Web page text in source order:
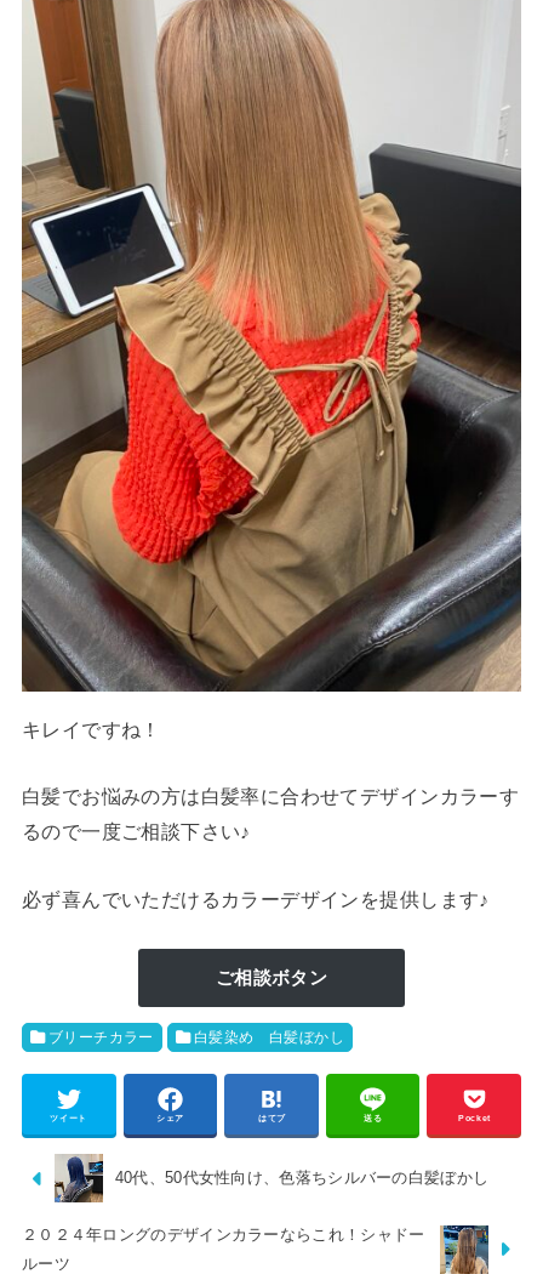
キレイですね！
白髪でお悩みの方は白髪率に合わせてデザインカラーす
るので一度ご相談下さい♪
必ず喜んでいただけるカラーデザインを提供します♪
ご相談ボタン
ブリーチカラー 白髪染め 白髪ぼかし
ツイート シェア はてブ 送る Pocket
40代、50代女性向け、色落ちシルバーの白髪ぼかし
２０２４年ロングのデザインカラーならこれ！シャドー
ルーツ